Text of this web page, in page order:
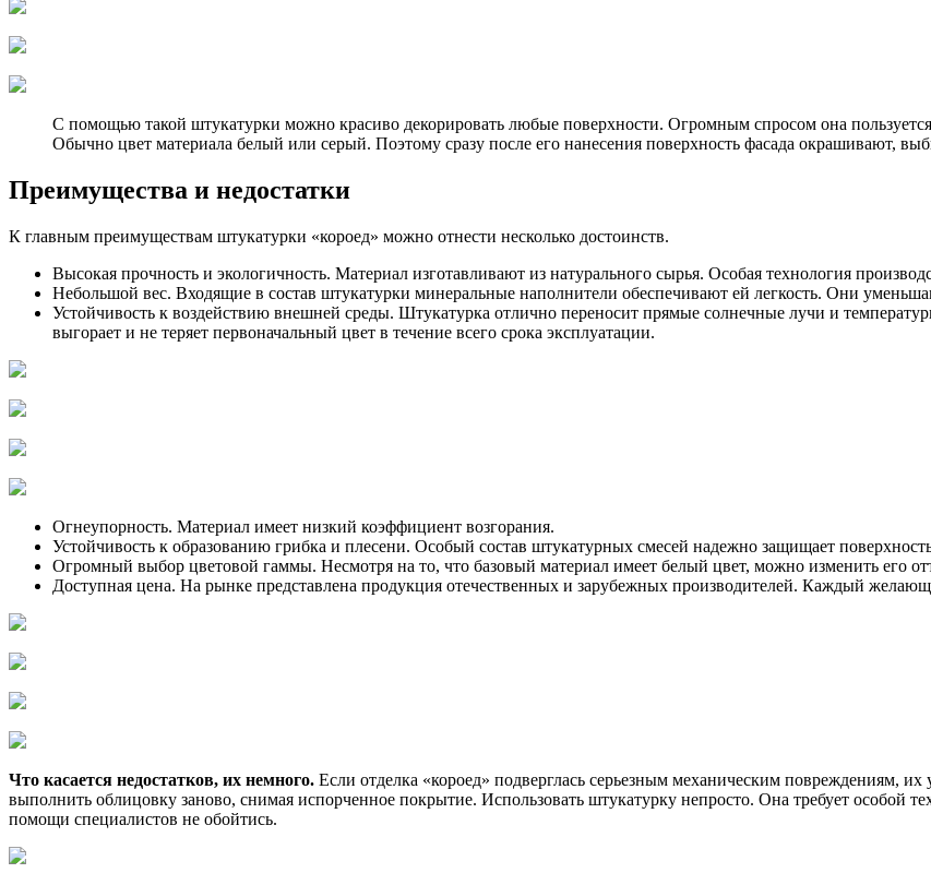
С помощью такой штукатурки можно красиво декорировать любые поверхности. Огромным спросом она
Обычно цвет материала белый или серый. Поэтому сразу после его нанесения поверхность фасада окрашивают,
Преимущества и недостатки
К главным преимуществам штукатурки «короед» можно отнести несколько достоинств.
Высокая прочность и экологичность. Материал изготавливают из натурального сырья. Особая технология
Небольшой вес. Входящие в состав штукатурки минеральные наполнители обеспечивают ей легкость. Они
Устойчивость к воздействию внешней среды. Штукатурка отлично переносит прямые солнечные лучи и
выгорает и не теряет первоначальный цвет в течение всего срока эксплуатации.
Огнеупорность. Материал имеет низкий коэффициент возгорания.
Устойчивость к образованию грибка и плесени. Особый состав штукатурных смесей надежно защищает
Огромный выбор цветовой гаммы. Несмотря на то, что базовый материал имеет белый цвет, можно изменить его
Доступная цена. На рынке представлена продукция отечественных и зарубежных производителей. Каждый
Что касается недостатков, их немного. Если отделка «короед» подверглась серьезным механическим повреждениям,
выполнить облицовку заново, снимая испорченное покрытие. Использовать штукатурку непросто. Она требует особой
помощи специалистов не обойтись.